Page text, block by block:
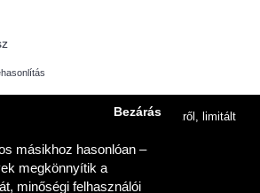
másikhoz hasonlóan –
megkönnyítik a
minőségi felhasználói
Bezárás
értesülhetsz az új termékekről, limitált
Bejelentkezés